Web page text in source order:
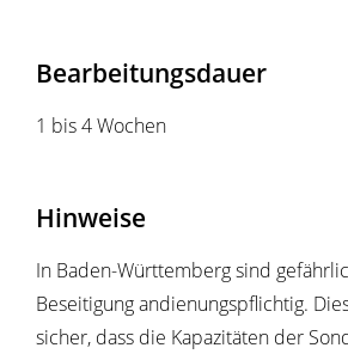
Bearbeitungsdauer
1 bis 4 Wochen
Hinweise
In Baden-Württemberg sind
Beseitigung andienungspflichtig.
sicher, dass die Kapazitäten der